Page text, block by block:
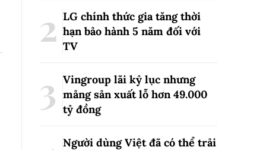
LG chính thức gia tăng thời
hạn bảo hành 5 năm đối với
TV
Vingroup lãi kỷ lục nhưng
mảng sản xuất lỗ hơn 49.000
tỷ đồng
Người dùng Việt đã có thể trải